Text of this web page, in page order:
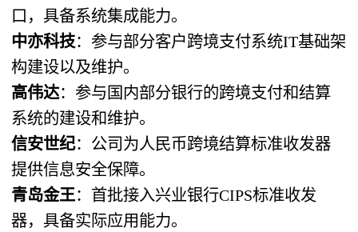
口，具备系统集成能力。
中亦科技：参与部分客户跨境支付系统IT基础架
构建设以及维护。
高伟达：参与国内部分银行的跨境支付和结算
系统的建设和维护。
信安世纪：公司为人民币跨境结算标准收发器
提供信息安全保障。
青岛金王：首批接入兴业银行CIPS标准收发
器，具备实际应用能力。